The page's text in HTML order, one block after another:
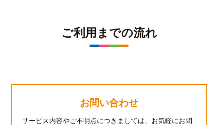
ご利用までの流れ
お問い合わせ
サービス内容やご不明点につきましては、お気軽にお問